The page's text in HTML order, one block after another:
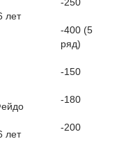
лет
-400 (5
ряд)
лет
-150
-180
-200